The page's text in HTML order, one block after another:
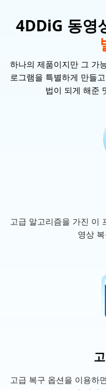
4DDiG 동영
하나의 제품이지만 그 가
로그램을 특별하게 만들
법이 되게 해준
고급 알고리즘을 가진 이
영상
고급 복구 옵션을 이용하